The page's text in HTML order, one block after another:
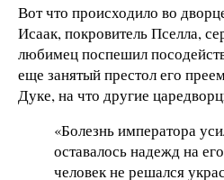
Вот что происходило во
Исаак, покровитель Пселла,
любимец поспешил
еще занятый престол его
Дуке, на что другие
«Болезнь императора
оставалось надежд на
человек не решался